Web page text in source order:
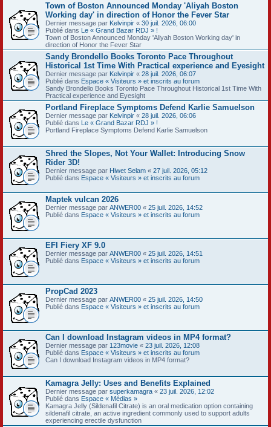
Town of Boston Announced Monday 'Aliyah Boston
Working day' in direction of Honor the Fever Star
Dernier message par Kelvinpir « 30 juil. 2026, 06:00
Publié dans Le « Grand Bazar RDJ » !
Town of Boston Announced Monday 'Aliyah Boston Working day' in
direction of Honor the Fever Star
Sandy Brondello Books Toronto Pace Throughout
Historical 1st Time With Practical experience and Eyesight
Dernier message par Kelvinpir « 28 juil. 2026, 06:07
Publié dans Espace « Visiteurs » et inscrits au forum
Sandy Brondello Books Toronto Pace Throughout Historical 1st Time With
Practical experience and Eyesight
Portland Fireplace Symptoms Defend Karlie Samuelson
Dernier message par Kelvinpir « 28 juil. 2026, 06:06
Publié dans Le « Grand Bazar RDJ » !
Portland Fireplace Symptoms Defend Karlie Samuelson
Shred the Slopes, Not Your Wallet: Introducing Snow
Rider 3D!
Dernier message par Hiwet Selam « 27 juil. 2026, 05:12
Publié dans Espace « Visiteurs » et inscrits au forum
Maptek vulcan 2026
Dernier message par ANWER00 « 25 juil. 2026, 14:52
Publié dans Espace « Visiteurs » et inscrits au forum
EFI Fiery XF 9.0
Dernier message par ANWER00 « 25 juil. 2026, 14:51
Publié dans Espace « Visiteurs » et inscrits au forum
PropCad 2023
Dernier message par ANWER00 « 25 juil. 2026, 14:50
Publié dans Espace « Visiteurs » et inscrits au forum
Can I download Instagram videos in MP4 format?
Dernier message par 123movie « 23 juil. 2026, 12:08
Publié dans Espace « Visiteurs » et inscrits au forum
Can I download Instagram videos in MP4 format?
Kamagra Jelly: Uses and Benefits Explained
Dernier message par superkamagra « 23 juil. 2026, 12:02
Publié dans Espace « Médias »
Kamagra Jelly (Sildenafil Citrate) is an oral medication option containing
sildenafil citrate, an active ingredient commonly used to support adults
experiencing erectile dysfunction